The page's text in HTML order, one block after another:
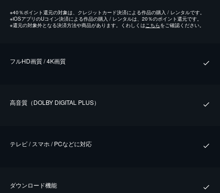
※40％ポイント還元の対象は、クレジットカード決済による作品の購入 / レンタルです。
※iOSアプリのUコイン決済による作品の購入 / レンタルは、20％のポイント還元です。
※還元の対象外となる決済方法や商品があります。くわしくは こちらをご確認ください。
フルHD画質 / 4K画質
⾼⾳質（DOLBY DIGITAL PLUS）
テレビ / スマホ / PCなどに対応
ダウンロード機能